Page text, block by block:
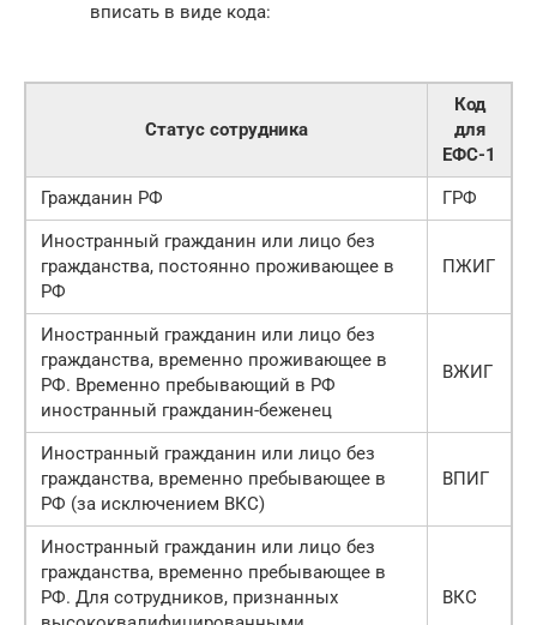
вписать в виде кода:
Статус сотрудника
Код
для
ЕФС-1
Гражданин РФ
ГРФ
Иностранный гражданин или лицо без
гражданства, постоянно проживающее в
РФ
ПЖИГ
Иностранный гражданин или лицо без
гражданства, временно проживающее в
РФ. Временно пребывающий в РФ
иностранный гражданин-беженец
ВЖИГ
Иностранный гражданин или лицо без
гражданства, временно пребывающее в
РФ (за исключением ВКС)
ВПИГ
Иностранный гражданин или лицо без
гражданства, временно пребывающее в
РФ. Для сотрудников, признанных
ВКС